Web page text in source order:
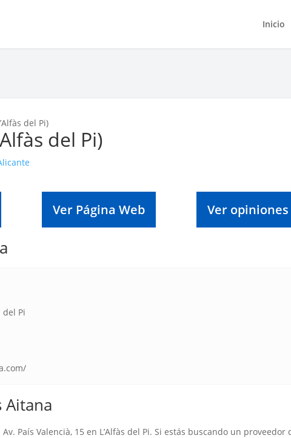
Inicio
del Pi)
del Pi)
Ver Página Web Ver opiniones
del Pi
Aitana
País Valencià, 15 en L’Alfàs del Pi. Si estás buscando un proveedor